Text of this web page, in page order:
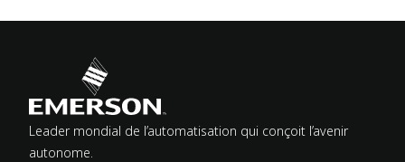
Leader mondial de l’automatisation qui conçoit l’avenir
autonome.